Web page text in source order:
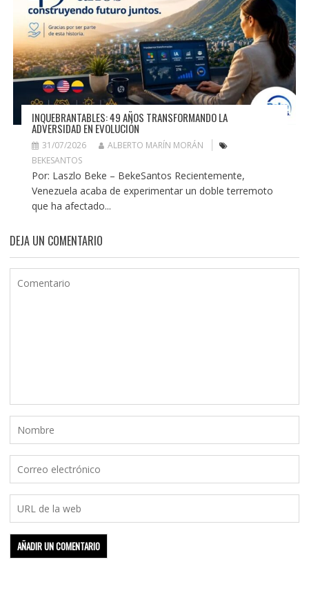
INQUEBRANTABLES: 49 AÑOS TRANSFORMANDO LA
ADVERSIDAD EN EVOLUCIÓN
31/07/2026
ALBERTO MARÍN MORÁN
BEKESANTOS
Por: Laszlo Beke – BekeSantos Recientemente,
Venezuela acaba de experimentar un doble terremoto
que ha afectado...
DEJA UN COMENTARIO